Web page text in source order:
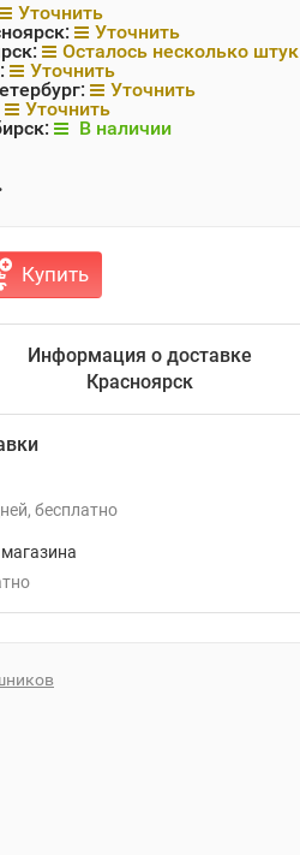
Уточнить
Уточнить
Осталось несколько штук
Уточнить
Уточнить
Уточнить
В наличии
Купить
Информация о доставке
Красноярск
Бесплатно